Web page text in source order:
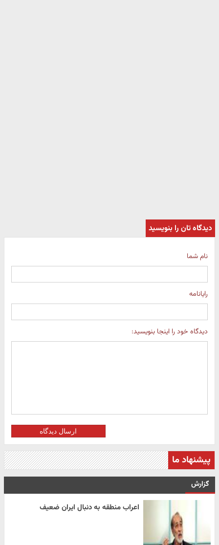
دیدگاه تان را بنویسید
نام شما
رایانامه
دیدگاه خود را اینجا بنویسید:
ارسال دیدگاه
پیشنهاد ما
گزارش
اعراب منطقه به دنبال ایران ضعیف